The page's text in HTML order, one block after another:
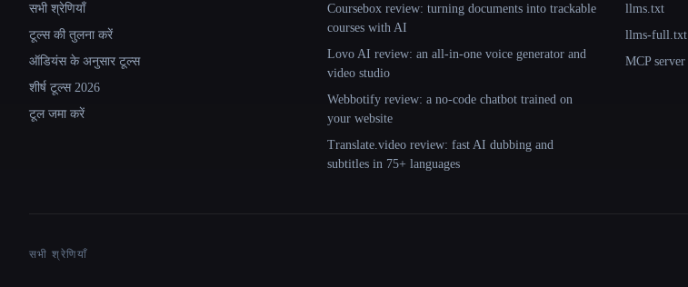
सभी श्रेणियाँ
टूल्स की तुलना करें
ऑडियंस के अनुसार टूल्स
शीर्ष टूल्स 2026
टूल जमा करें
Coursebox review: turning documents into trackable
courses with AI
Lovo AI review: an all-in-one voice generator and
video studio
Webbotify review: a no-code chatbot trained on
your website
Translate.video review: fast AI dubbing and
subtitles in 75+ languages
llms.txt
llms-full.txt
MCP server
सभी श्रेणियाँ